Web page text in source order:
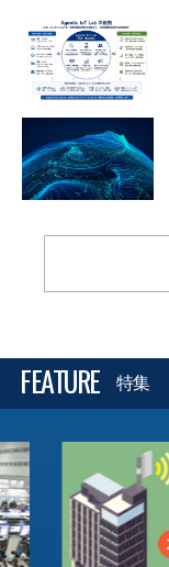
FEATURE 特集